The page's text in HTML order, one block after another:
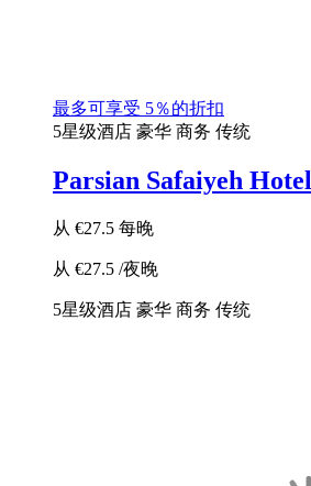
最多可享受 5％的折扣
5星级酒店 豪华 商务 传统
Parsian Safaiyeh Hotel
从 €27.5 每晚
从 €27.5 /夜晚
5星级酒店 豪华 商务 传统